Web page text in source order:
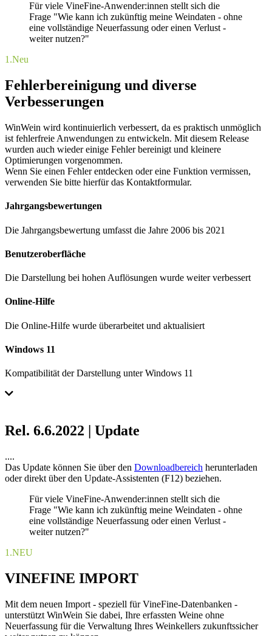
Für viele VineFine-Anwender:innen stellt sich die
Frage "Wie kann ich zukünftig meine Weindaten - ohne
eine vollständige Neuerfassung oder einen Verlust -
weiter nutzen?"
1.Neu
Fehlerbereinigung und diverse
Verbesserungen
WinWein wird kontinuierlich verbessert, da es praktisch unmöglich
ist fehlerfreie Anwendungen zu entwickeln. Mit diesem Release
wurden auch wieder einige Fehler bereinigt und kleinere
Optimierungen vorgenommen.
Wenn Sie einen Fehler entdecken oder eine Funktion vermissen,
verwenden Sie bitte hierfür das Kontaktformular.
Jahrgangsbewertungen
Die Jahrgangsbewertung umfasst die Jahre 2006 bis 2021
Benutzeroberfläche
Die Darstellung bei hohen Auflösungen wurde weiter verbessert
Online-Hilfe
Die Online-Hilfe wurde überarbeitet und aktualisiert
Windows 11
Kompatibilität der Darstellung unter Windows 11
Rel. 6.6.2022 | Update
....
Das Update können Sie über den Downloadbereich herunterladen
oder direkt über den Update-Assistenten (F12) beziehen.
Für viele VineFine-Anwender:innen stellt sich die
Frage "Wie kann ich zukünftig meine Weindaten - ohne
eine vollständige Neuerfassung oder einen Verlust -
weiter nutzen?"
1.NEU
VINEFINE IMPORT
Mit dem neuen Import - speziell für VineFine-Datenbanken -
unterstützt WinWein Sie dabei, Ihre erfassten Weine ohne
Neuerfassung für die Verwaltung Ihres Weinkellers zukunftssicher